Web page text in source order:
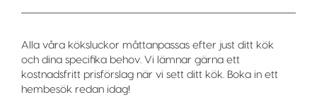
Alla våra köksluckor måttanpassas efter just ditt kök
och dina specifika behov. Vi lämnar gärna ett
kostnadsfritt prisförslag när vi sett ditt kök. Boka in ett
hembesök redan idag!